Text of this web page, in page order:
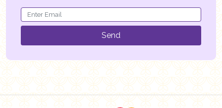
Send